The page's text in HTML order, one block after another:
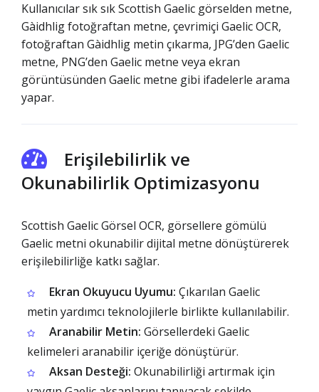
Kullanıcılar sık sık Scottish Gaelic görselden metne,
Gàidhlig fotoğraftan metne, çevrimiçi Gaelic OCR,
fotoğraftan Gàidhlig metin çıkarma, JPG’den Gaelic
metne, PNG’den Gaelic metne veya ekran
görüntüsünden Gaelic metne gibi ifadelerle arama
yapar.
Erişilebilirlik ve
Okunabilirlik Optimizasyonu
Scottish Gaelic Görsel OCR, görsellere gömülü
Gaelic metni okunabilir dijital metne dönüştürerek
erişilebilirliğe katkı sağlar.
Ekran Okuyucu Uyumu: Çıkarılan Gaelic
metin yardımcı teknolojilerle birlikte kullanılabilir.
Aranabilir Metin: Görsellerdeki Gaelic
kelimeleri aranabilir içeriğe dönüştürür.
Aksan Desteği: Okunabilirliği artırmak için